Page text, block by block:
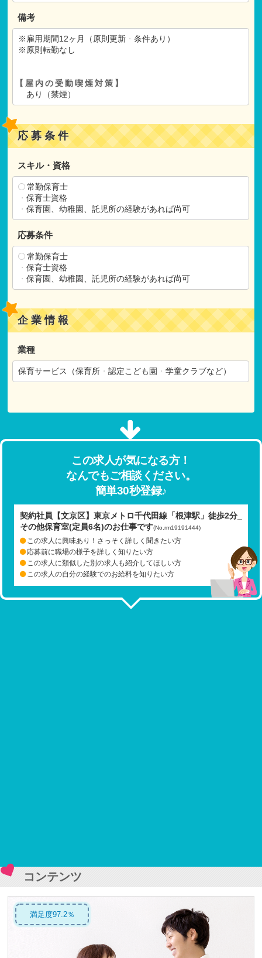
備考
※雇用期間12ヶ月（原則更新・ 条件あり）
※原則転勤なし
【屋内の受動喫煙対策】
あり（禁煙）
応募条件
スキル・資格
常勤保育士
・ 保育士資格
・ 保育園、幼稚園、託児所の経験があれば尚可
応募条件
常勤保育士
・ 保育士資格
・ 保育園、幼稚園、託児所の経験があれば尚可
企業情報
業種
保育サービス（保育所・ 認定こども園 ・ 学童クラブなど）
この求人が気になる方！
なんでもご相談ください。
簡単30秒登録♪
契約社員【文京区】東京メトロ千代田線「根津駅」徒歩2分_
その他保育室(定員6名)のお仕事です(No.rm19191444)
この求人に興味あり！さっそく詳しく聞きたい方
応募前に職場の様子を詳しく知りたい方
この求人に類似した別の求人も紹介してほしい方
この求人の自分の経験でのお給料を知りたい方
コンテンツ
満足度97.2％